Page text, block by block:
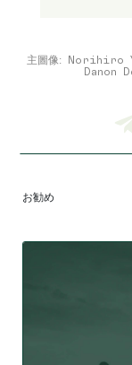
主圖像: Norihiro
Danon
お勧め